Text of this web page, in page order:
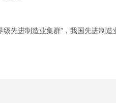
先进制造业集群”，我国先进制造